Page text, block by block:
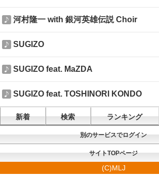
河村隆一 with 銀河英雄伝説 Choir
SUGIZO
SUGIZO feat. MaZDA
SUGIZO feat. TOSHINORI KONDO
新着 検索 ランキング
別のサービスでログイン
サイトTOPページ
(C)MLJ